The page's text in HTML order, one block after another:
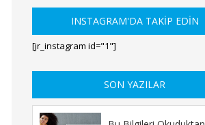
INSTAGRAM'DA TAKİP EDİN
[jr_instagram id="1"]
SON YAZILAR